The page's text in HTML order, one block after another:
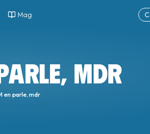
Mag
MDR
en parle, mdr